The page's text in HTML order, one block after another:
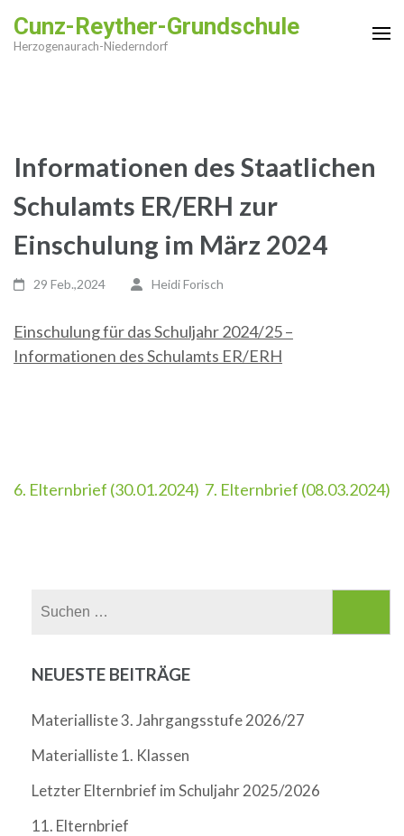
Inhalt
Cunz-Reyther-Grundschule
Herzogenaurach-Niederndorf
Informationen des Staatlichen
Schulamts ER/ERH zur
Einschulung im März 2024
29 Feb.,2024 Heidi Forisch
Einschulung für das Schuljahr 2024/25 –
Informationen des Schulamts ER/ERH
Beitragsnavigation
6. Elternbrief (30.01.2024) 7. Elternbrief (08.03.2024)
NEUESTE BEITRÄGE
Materialliste 3. Jahrgangsstufe 2026/27
Materialliste 1. Klassen
Letzter Elternbrief im Schuljahr 2025/2026
11. Elternbrief